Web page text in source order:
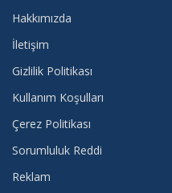
Hakkımızda
İletişim
Gizlilik Politikası
Kullanım Koşulları
Çerez Politikası
Sorumluluk Reddi
Reklam